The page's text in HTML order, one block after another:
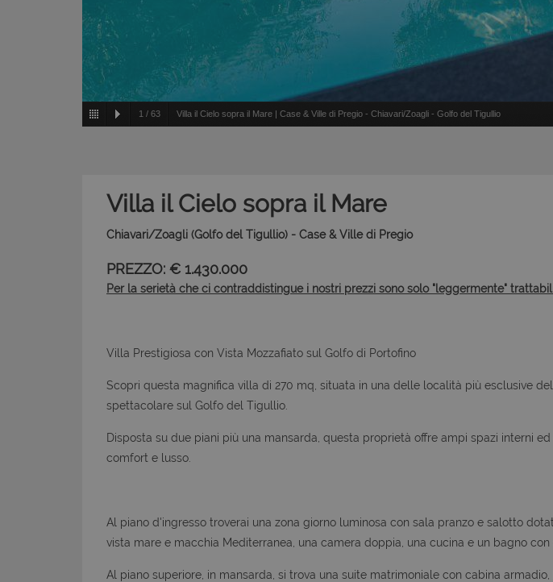
1 / 63 Villa il Cielo sopra il Mare | Case & Ville di Pregio - Chiavari/Zoagli - Golfo del Tigullio
Villa il Cielo sopra il Mare
Chiavari/Zoagli (Golfo del Tigullio) - Case & Ville di Pregio
PREZZO: € 1.430.000
Per la serietà che ci contraddistingue i nostri prezzi sono solo "leggermente"
Villa Prestigiosa con Vista Mozzafiato sul Golfo di Portofino
Scopri questa magnifica villa di 270 mq, situata in una delle località più esclusive
spettacolare sul Golfo del Tigullio.
Disposta su due piani più una mansarda, questa proprietà offre ampi spazi interni
comfort e lusso.
Al piano d'ingresso troverai una zona giorno luminosa con sala pranzo e salotto
vista mare e macchia Mediterranea, una camera doppia, una cucina e un bagno con
Al piano superiore, in mansarda, si trova una suite matrimoniale con cabina armadio,